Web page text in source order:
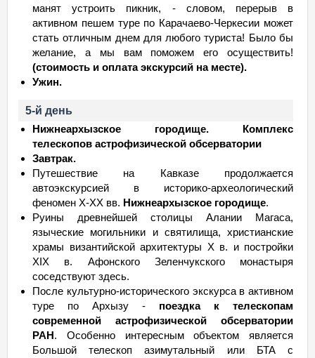
манят устроить пикник, - словом, перерыв в
активном пешем туре по Карачаево-Черкесии может
стать отличным днем для любого туриста! Было бы
желание, а мы вам поможем его осуществить!
(стоимость и оплата экскурсий на месте).
Ужин.
5-й день
Нижнеархызское городище. Комплекс
телескопов астрофизической обсерватории
Завтрак.
Путешествие на Кавказе продолжается
автоэкскурсией в историко-археологический
феномен X-XX вв. Нижнеархызское городище.
Руины древнейшей столицы Алании Магаса,
языческие могильники и святилища, христианские
храмы византийской архитектуры Х в. и постройки
XIX в. Афонского Зеленчукского монастыря
соседствуют здесь.
После культурно-исторического экскурса в активном
туре по Архызу - поездка к телескопам
современной астрофизической обсерватории
РАН. Особенно интересным объектом является
Большой телескоп азимутальный или БТА с